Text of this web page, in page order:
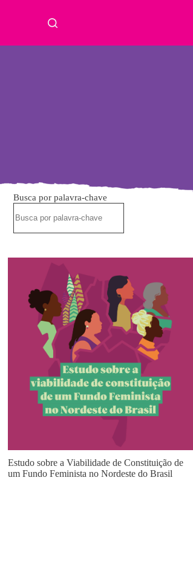
Busca por palavra-chave
Estudo sobre a Viabilidade de Constituição de
um Fundo Feminista no Nordeste do Brasil